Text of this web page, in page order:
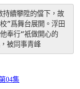
持續攀陞的儅下，故
”爲舞台展開。浮田
奉行“衹做開心的
被同事青峰
04集